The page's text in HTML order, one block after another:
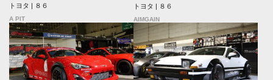
トヨタ | ８６
A PIT
トヨタ | ８６
AIMGAIN